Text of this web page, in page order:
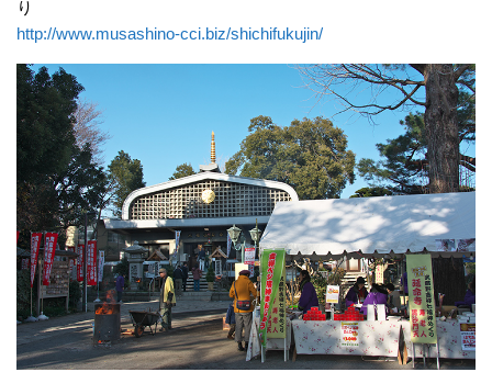
り
http://www.musashino-cci.biz/shichifukujin/